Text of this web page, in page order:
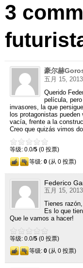
3
豪尔赫
五月 15,
Querido
película,
invasores, la que
los protagonistas
vacía, frente a la
Creo que quizás vimos
等级: 0.0/5 (0 投票)
等级: 0 (从 0 投票)
Federico
五月 15,
Tienes razón,
Es lo que
Que le vamos a hacer!
等级: 0.0/5 (0 投票)
等级: 0 (从 0 投票)